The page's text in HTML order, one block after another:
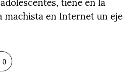
machista en Internet un eje
0